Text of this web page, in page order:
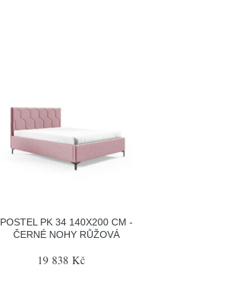
POSTEL PK 34 140X200 CM -
ČERNÉ NOHY RŮŽOVÁ
19 838 Kč